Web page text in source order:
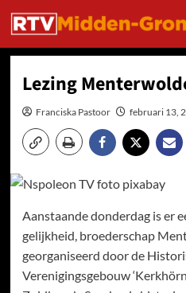
naar
inhoud
Lezing
Franciska Pastoor februari 13,
Aanstaande donderdag is er
gelijkheid, broederschap
georganiseerd door de
Verenigingsgebouw